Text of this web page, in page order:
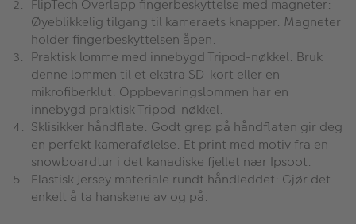
FlipTech Overlapp fingerbeskyttelse med magneter:
Øyeblikkelig tilgang til kameraets knapper. Magneter
holder fingerbeskyttelsen åpen.
Praktisk lomme med innebygd Tripod-nøkkel: Bruk
denne lommen til et ekstra SD-kort eller en
mikrofiberklut. Oppbevaringslommen har en
innebygd praktisk Tripod-nøkkel.
Sklisikker håndflate: Godt grep på håndflaten gir deg
en perfekt kamerafølelse. Et print med motiv fra en
snowboardtur i det kanadiske fjellet nær Ipsoot.
Elastisk Jersey materiale rundt håndleddet: Gjør det
enkelt å ta hanskene av og på.